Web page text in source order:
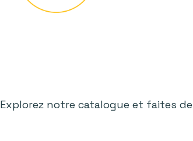
Explorez notre catalogue et faites